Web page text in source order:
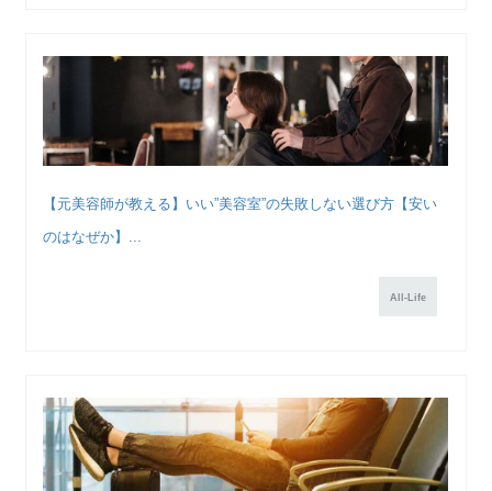
【元美容師が教える】いい”美容室”の失敗しない選び方【安い
のはなぜか】...
All-Life